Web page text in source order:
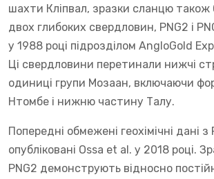
шахти Кліпвал, зразки сланцю також
двох глибоких свердловин, PNG2 і
у 1988 році підрозділом AngloGold
Ці свердловини перетинали нижчі
одиниці групи Мозаан, включаючи
Нтомбе і нижню частину Талу.
Попередні обмежені геохімічні дані з
опубліковані Ossa et al. у 2018 році.
PNG2 демонструють відносно